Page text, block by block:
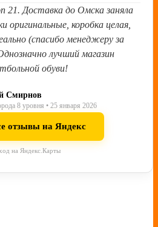
21. Доставка до Омска заняла
оригинальные, коробка целая,
(спасибо менеджеру за
лучший магазин
обуви!
Смирнов
8 уровня • 25 января 2026
отзывы на Яндекс
на Яндекс.Карты